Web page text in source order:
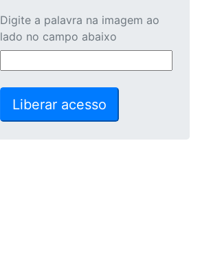
Digite a palavra na imagem ao
lado no campo abaixo